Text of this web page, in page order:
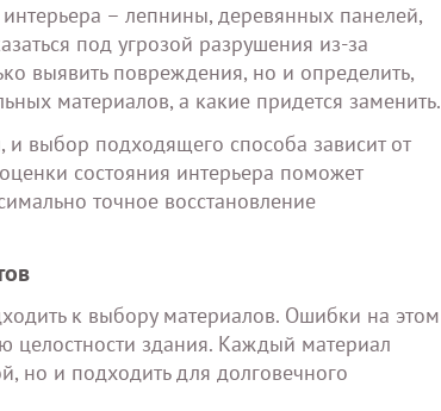
– лепнины, деревянных панелей,
под угрозой разрушения из-за
выявить повреждения, но и определить,
материалов, а какие придется заменить.
выбор подходящего способа зависит от
состояния интерьера поможет
точное восстановление
к выбору материалов. Ошибки на этом
целостности здания. Каждый материал
но и подходить для долговечного